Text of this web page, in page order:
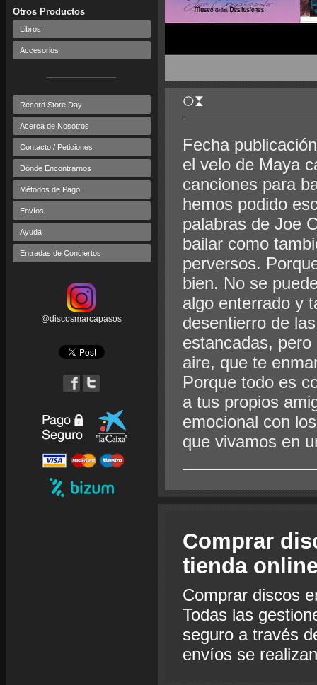
Otros Productos
Libros
Accesorios
Record Store Day
Acerca de Nosotros
Contacto / Peticiones
Dónde Encontrarnos
Métodos de Pago
Envíos
Ayuda
Entradas de Conciertos
@discosmarcapasos
Fecha
el velo de Maya
canciones para
hemos podido
palabras de Joe
bailar como
perversos.
bien. No se
algo enterrado y
desentierro de
estancadas,
aire, que te
Porque todo es
a tus propios
emocional con
que vivamos en
Comprar
tienda
Comprar discos
Todas las
seguro a través
envíos se